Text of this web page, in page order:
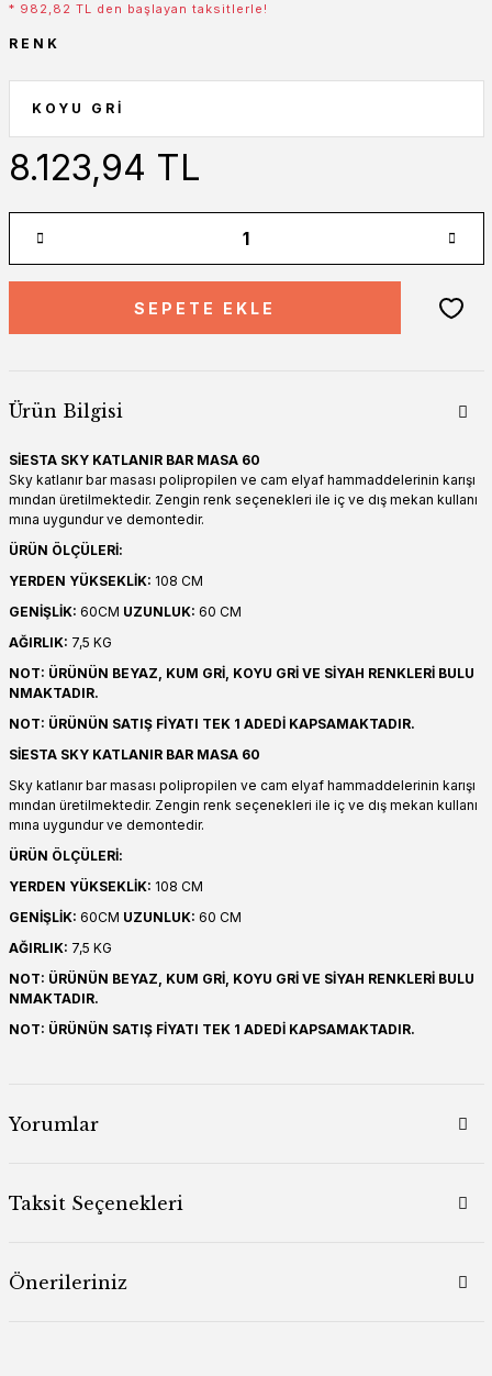
* 982,82 TL den başlayan taksitlerle!
RENK
8.123,94 TL
SEPETE EKLE
Ürün Bilgisi
SİESTA SKY KATLANIR BAR MASA 60
Sky katlanır bar masası polipropilen ve cam elyaf hammaddelerinin karışı
mından üretilmektedir. Zengin renk seçenekleri ile iç ve dış mekan kullanı
mına uygundur ve demontedir.
ÜRÜN ÖLÇÜLERİ:
YERDEN YÜKSEKLİK: 108 CM
GENİŞLİK: 60CM UZUNLUK: 60 CM
AĞIRLIK: 7,5 KG
NOT: ÜRÜNÜN BEYAZ, KUM GRİ, KOYU GRİ VE SİYAH RENKLERİ BULU
NMAKTADIR.
NOT: ÜRÜNÜN SATIŞ FİYATI TEK 1 ADEDİ KAPSAMAKTADIR.
SİESTA SKY KATLANIR BAR MASA 60
Sky katlanır bar masası polipropilen ve cam elyaf hammaddelerinin karışı
mından üretilmektedir. Zengin renk seçenekleri ile iç ve dış mekan kullanı
mına uygundur ve demontedir.
ÜRÜN ÖLÇÜLERİ:
YERDEN YÜKSEKLİK: 108 CM
GENİŞLİK: 60CM UZUNLUK: 60 CM
AĞIRLIK: 7,5 KG
NOT: ÜRÜNÜN BEYAZ, KUM GRİ, KOYU GRİ VE SİYAH RENKLERİ BULU
NMAKTADIR.
NOT: ÜRÜNÜN SATIŞ FİYATI TEK 1 ADEDİ KAPSAMAKTADIR.
Yorumlar
Taksit Seçenekleri
Önerileriniz